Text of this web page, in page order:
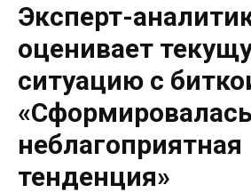
Эксперт-
оценивает
ситуацию с
«Сформировалась
неблагоприятная
тенденция»